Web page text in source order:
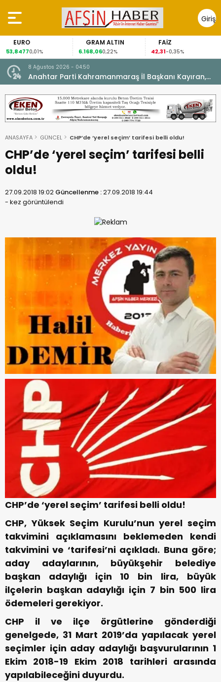
Giriş
Yap
EURO
53,84770,01%
GRAM ALTIN
6.168,060,22%
FAİZ
42,31-0,35%
8 Ağustos 2026 - 04:50
Anahtar Parti Kahramanmaraş İl Başkanı Kayıran,
Afşin Teşkilatı ile buluştu.
ANASAYFA GÜNCEL CHP’de ‘yerel seçim’ tarifesi belli oldu!
CHP’de ‘yerel seçim’ tarifesi belli
oldu!
27.09.2018 19:02 Güncellenme :27.09.2018 19:44
- kez görüntülendi
CHP’de ‘yerel seçim’ tarifesi belli oldu!
CHP, Yüksek Seçim Kurulu’nun yerel seçim
takvimini açıklamasını beklemeden kendi
takvimini ve ‘tarifesi’ni açıkladı. Buna göre;
aday adaylarının, büyükşehir belediye
başkan adaylığı için 10 bin lira, büyük
ilçelerin başkan adaylığı için 7 bin 500 lira
ödemeleri gerekiyor.
CHP il ve ilçe örgütlerine gönderdiği
genelgede, 31 Mart 2019’da yapılacak yerel
seçimler için aday adaylığı başvurularının 1
Ekim 2018-19 Ekim 2018 tarihleri arasında
yapılabileceğini duyurdu.